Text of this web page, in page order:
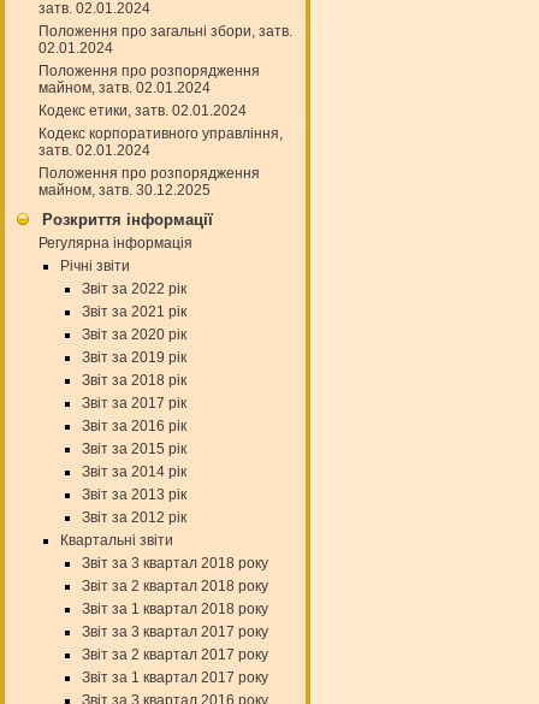
затв. 02.01.2024
Положення про загальні збори, затв.
02.01.2024
Положення про розпорядження
майном, затв. 02.01.2024
Кодекс етики, затв. 02.01.2024
Кодекс корпоративного управління,
затв. 02.01.2024
Положення про розпорядження
майном, затв. 30.12.2025
Розкриття інформації
Регулярна інформація
Річні звіти
Звіт за 2022 рік
Звіт за 2021 рік
Звіт за 2020 рік
Звіт за 2019 рік
Звіт за 2018 рік
Звіт за 2017 рік
Звіт за 2016 рік
Звіт за 2015 рік
Звіт за 2014 рік
Звіт за 2013 рік
Звіт за 2012 рік
Квартальні звіти
Звіт за 3 квартал 2018 року
Звіт за 2 квартал 2018 року
Звіт за 1 квартал 2018 року
Звіт за 3 квартал 2017 року
Звіт за 2 квартал 2017 року
Звіт за 1 квартал 2017 року
Звіт за 3 квартал 2016 року